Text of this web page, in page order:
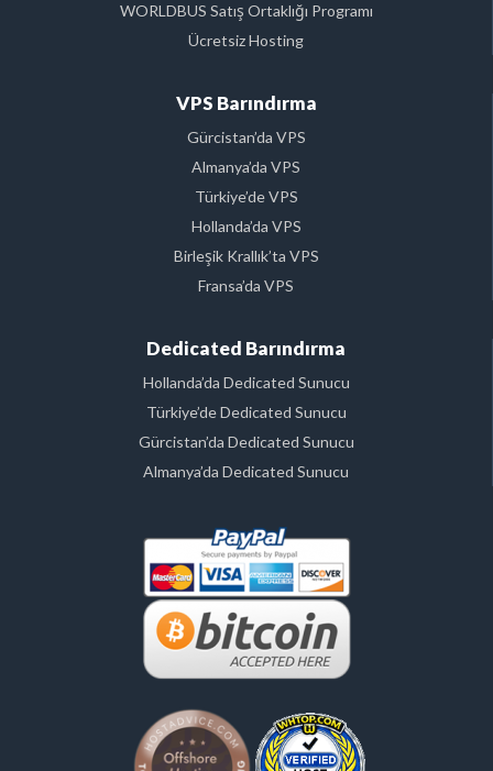
WORLDBUS Satış Ortaklığı Programı
Ücretsiz Hosting
VPS Barındırma
Gürcistan’da VPS
Almanya’da VPS
Türkiye’de VPS
Hollanda’da VPS
Birleşik Krallık’ta VPS
Fransa’da VPS
Dedicated Barındırma
Hollanda’da Dedicated Sunucu
Türkiye’de Dedicated Sunucu
Gürcistan’da Dedicated Sunucu
Almanya’da Dedicated Sunucu